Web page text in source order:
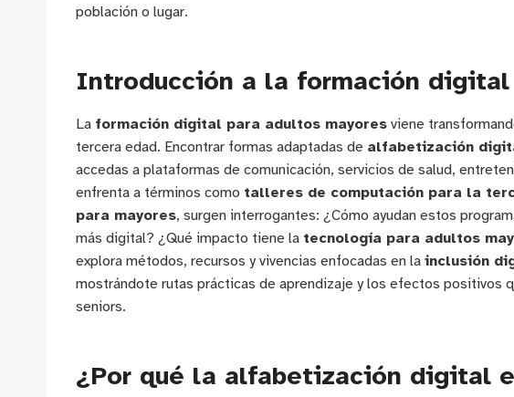
población o lugar.
Introducción a la formación
La formación digital para adultos mayores viene
tercera edad. Encontrar formas adaptadas de alfabetización
accedas a plataformas de comunicación, servicios de salud,
enfrenta a términos como talleres de computación para la
para mayores, surgen interrogantes: ¿Cómo ayudan estos
más digital? ¿Qué impacto tiene la tecnología para adultos
explora métodos, recursos y vivencias enfocadas en la inclusión
mostrándote rutas prácticas de aprendizaje y los efectos positivos
seniors.
¿Por qué la alfabetización digital